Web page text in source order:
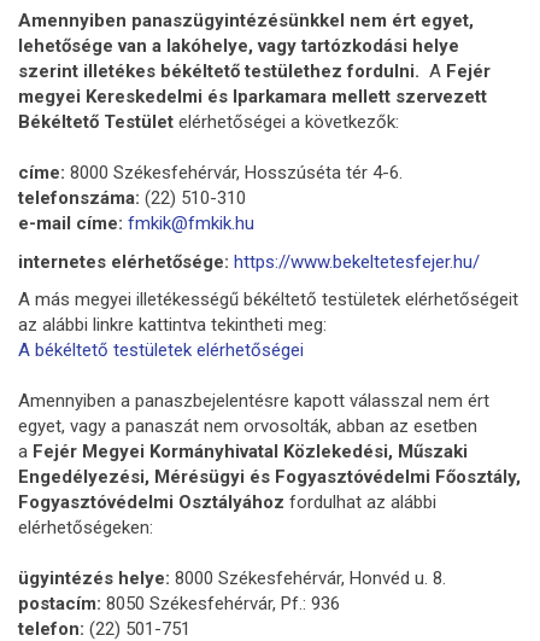
Amennyiben panaszügyintézésünkkel nem ért egyet,
lehetősége van a lakóhelye, vagy tartózkodási helye
szerint illetékes békéltető testülethez fordulni. A Fejér
megyei Kereskedelmi és Iparkamara mellett szervezett
Békéltető Testület elérhetőségei a következők:
címe: 8000 Székesfehérvár, Hosszúséta tér 4-6.
telefonszáma: (22) 510-310
e-mail címe: fmkik@fmkik.hu
internetes elérhetősége: https://www.bekeltetesfejer.hu/
A más megyei illetékességű békéltető testületek elérhetőségeit
az alábbi linkre kattintva tekintheti meg:
A békéltető testületek elérhetőségei
Amennyiben a panaszbejelentésre kapott válasszal nem ért
egyet, vagy a panaszát nem orvosolták, abban az esetben
a Fejér Megyei Kormányhivatal Közlekedési, Műszaki
Engedélyezési, Mérésügyi és Fogyasztóvédelmi Főosztály,
Fogyasztóvédelmi Osztályához fordulhat az alábbi
elérhetőségeken:
ügyintézés helye: 8000 Székesfehérvár, Honvéd u. 8.
postacím: 8050 Székesfehérvár, Pf.: 936
telefon: (22) 501-751